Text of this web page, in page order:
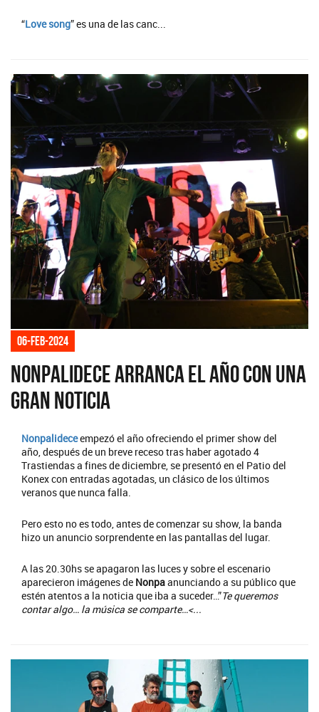
“Love song” es una de las canc...
06-feb-2024
Nonpalidece arranca el año con una
gran noticia
Nonpalideceempezó el año ofreciendo el primer show del
año, después de un breve receso tras haber agotado 4
Trastiendas a fines de diciembre, se presentó en el Patio del
Konex con entradas agotadas, un clásico de los últimos
veranos que nunca falla.
Pero esto no es todo, antes de comenzar su show, la banda
hizo un anuncio sorprendente en las pantallas del lugar.
A las 20.30hs se apagaron las luces y sobre el escenario
aparecieron imágenes de Nonpaanunciando a su público que
estén atentos a la noticia que iba a suceder…”Te queremos
contar algo… la música se comparte…<...